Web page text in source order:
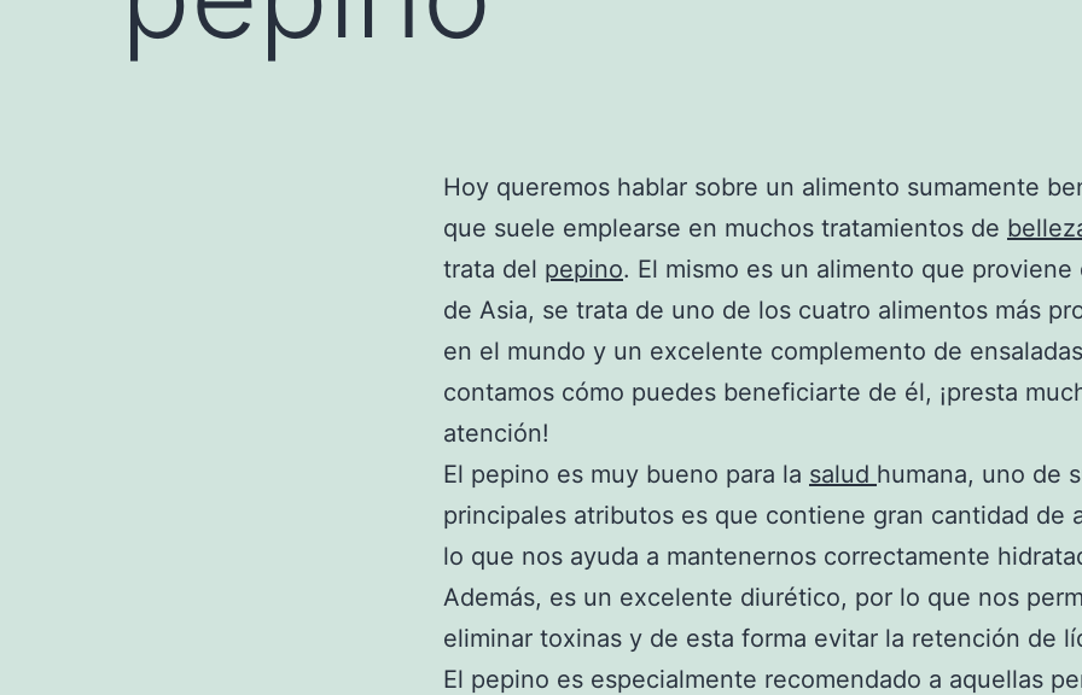
Hoy queremos hablar sobre un alimento sumamente
que suele emplearse en muchos tratamientos de
trata del pepino. El mismo es un alimento que proviene
de Asia, se trata de uno de los cuatro alimentos más
en el mundo y un excelente complemento de
contamos cómo puedes beneficiarte de él, ¡presta
atención!
El pepino es muy bueno para la salud humana, uno de
principales atributos es que contiene gran cantidad de
lo que nos ayuda a mantenernos correctamente
Además, es un excelente diurético, por lo que nos
eliminar toxinas y de esta forma evitar la retención de
El pepino es especialmente recomendado a aquellas